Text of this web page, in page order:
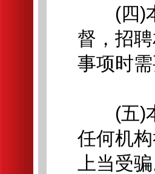
(四)本
督，招
事项时
(五)本
任何机
上当受骗